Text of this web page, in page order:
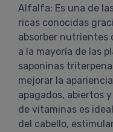
Alfalfa: Es una de
ricas conocidas
absorber nutrientes
a la mayoría de las
saponinas
mejorar la
apagados, abiertos
de vitaminas es
del cabello,